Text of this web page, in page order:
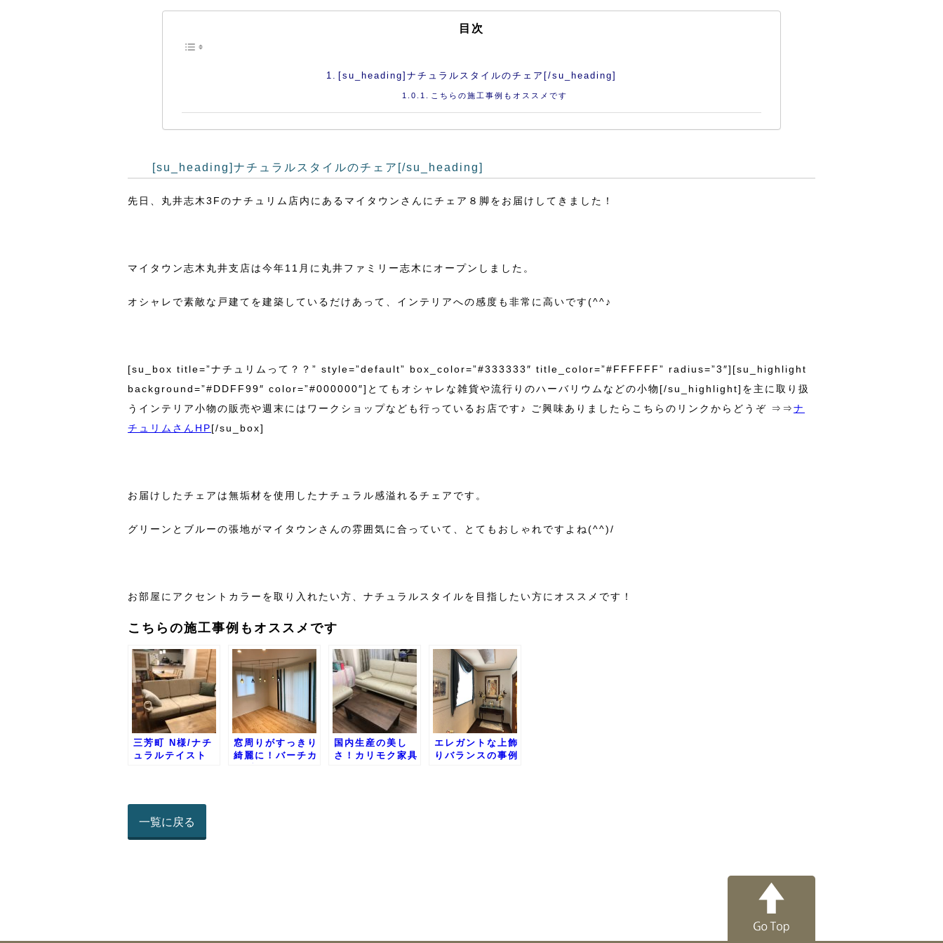
目次
[su_heading]ナチュラルスタイルのチェア[/su_heading]
こちらの施工事例もオススメです
[su_heading]ナチュラルスタイルのチェア[/su_heading]
先日、丸井志木3Fのナチュリム店内にあるマイタウンさんにチェア８脚をお届けしてきました！
マイタウン志木丸井支店は今年11月に丸井ファミリー志木にオープンしました。
オシャレで素敵な戸建てを建築しているだけあって、インテリアへの感度も非常に高いです(^^♪
[su_box title=”ナチュリムって？？” style=”default” box_color=”#333333″ title_color=”#FFFFFF” radius=”3″][su_highlight
background=”#DDFF99″ color=”#000000″]とてもオシャレな雑貨や流行りのハーバリウムなどの小物[/su_highlight]を主に取り扱
うインテリア小物の販売や週末にはワークショップなども行っているお店です♪ ご興味ありましたらこちらのリンクからどうぞ ⇒⇒ナ
チュリムさんHP[/su_box]
お届けしたチェアは無垢材を使用したナチュラル感溢れるチェアです。
グリーンとブルーの張地がマイタウンさんの雰囲気に合っていて、とてもおしゃれですよね(^^)/
お部屋にアクセントカラーを取り入れたい方、ナチュラルスタイルを目指したい方にオススメです！
こちらの施工事例もオススメです
三芳町 N様/ナチ
ュラルテイスト
窓周りがすっきり
綺麗に！バーチカ
国内生産の美し
さ！カリモク家具
エレガントな上飾
りバランスの事例
一覧に戻る